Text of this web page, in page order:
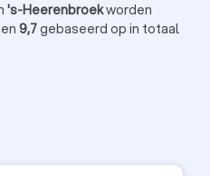
's-Heerenbroekworden
9,7gebaseerd op in totaal